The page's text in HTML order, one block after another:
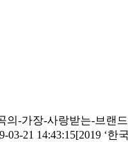
의-가장-사랑받는-브랜
03-21 14:43:15[2019 ‘한